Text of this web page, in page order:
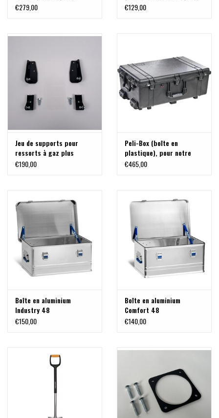
charge modulable pour VW
€279,00
jusqu'à 1100 N, pour Ford
€129,00
Jeu de supports pour
ressorts à gaz plus
puissants du hayon du
Transporter
€190,00
Peli-Box (boîte en
plastique), pour notre
système porte charge
€465,00
Boîte en aluminium
Industry 48
€150,00
Boîte en aluminium
Comfort 48
€140,00